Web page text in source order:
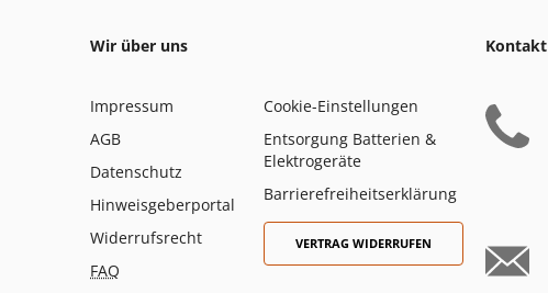
Wir über uns
Impressum
AGB
Datenschutz
Hinweisgeberportal
Widerrufsrecht
FAQ
Cookie-Einstellungen
Entsorgung Batterien &
Elektrogeräte
Barrierefreiheitserklärung
VERTRAG WIDERRUFEN
Kontakt